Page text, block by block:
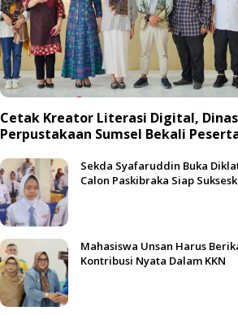
Cetak Kreator Literasi Digital, Dinas
Perpustakaan Sumsel Bekali
Sekda Syafaruddin Buka
Calon Paskibraka Siap
Mahasiswa Unsan Harus
Kontribusi Nyata Dalam KKN